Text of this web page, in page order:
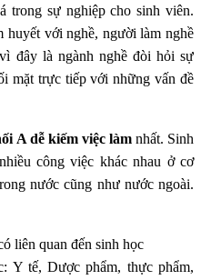
trong sự nghiệp cho sinh viên.
huyết với nghề, người làm nghề
đây là ngành nghề đòi hỏi sự
mặt trực tiếp với những vấn đề
A dễ kiếm việc làmnhất. Sinh
công việc khác nhau ở cơ
nước cũng như nước ngoài.
liên quan đến sinh học
Y tế, Dược phẩm, thực phẩm,